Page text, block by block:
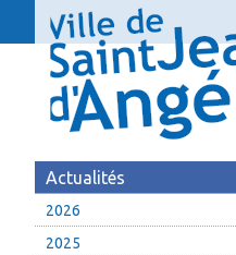
Actualités
2026
2025